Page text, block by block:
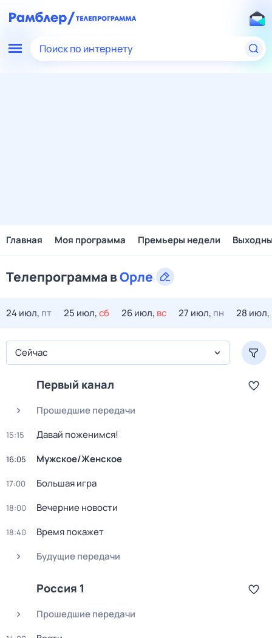
Поиск по интернету
Главная Моя программа Премьеры недели
Телепрограмма вОрле
24 июл, пт 25 июл,сб 26 июл, вс 27 июл, пн 28 июл,
Сейчас
Первый канал
Прошедшие передачи
15:15 Давай поженимся!
16:05 Мужское/Женское
17:00 Большая игра
18:00 Вечерние новости
18:40
Время покажет
Будущие передачи
Россия 1
Прошедшие передачи